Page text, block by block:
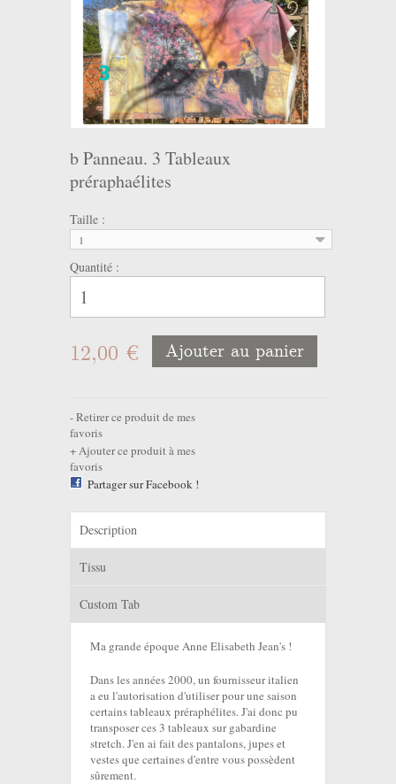
b Panneau. 3 Tableaux
préraphaélites
Taille :
1
Quantité :
12,00 € Ajouter au panier
Retirer ce produit de mes
favoris
Ajouter ce produit à mes
favoris
Partager sur Facebook !
Description
Tissu
Custom Tab
Ma grande époque Anne Elisabeth Jean's !
Dans les années 2000, un fournisseur italien
a eu l'autorisation d'utiliser pour une saison
certains tableaux préraphélites. J'ai donc pu
transposer ces 3 tableaux sur gabardine
stretch. J'en ai fait des pantalons, jupes et
vestes que certaines d'entre vous possèdent
sûrement.